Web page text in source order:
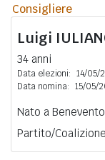
Consigliere
Luigi
34 anni
Data elezioni: 14/05/
Data nomina: 15/05/
Nato a
Partito/